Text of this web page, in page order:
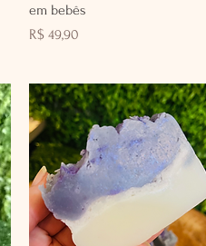
em bebês
Preço
R$ 49,90